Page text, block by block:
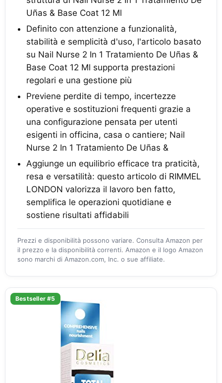
Uñas & Base Coat 12 Ml
Definito con attenzione a funzionalità,
stabilità e semplicità d'uso, l'articolo basato
su Nail Nurse 2 In 1 Tratamiento De Uñas &
Base Coat 12 Ml supporta prestazioni
regolari e una gestione più
Previene perdite di tempo, incertezze
operative e sostituzioni frequenti grazie a
una configurazione pensata per utenti
esigenti in officina, casa o cantiere; Nail
Nurse 2 In 1 Tratamiento De Uñas &
Aggiunge un equilibrio efficace tra praticità,
resa e versatilità: questo articolo di RIMMEL
LONDON valorizza il lavoro ben fatto,
semplifica le operazioni quotidiane e
sostiene risultati affidabili
Prezzi e disponibilità possono variare. Consulta Amazon per
il prezzo e la disponibilità correnti. Amazon e il logo Amazon
sono marchi di Amazon.com, Inc. o sue affiliate.
Bestseller #5